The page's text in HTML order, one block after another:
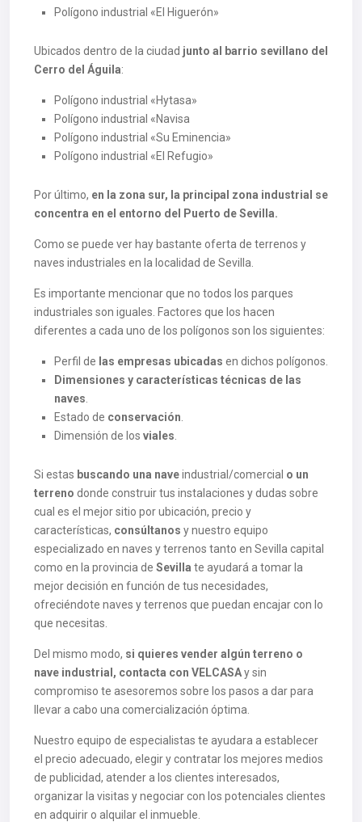
Polígono industrial «El Higuerón»
Ubicados dentro de la ciudad junto al barrio sevillano del
Cerro del Águila:
Polígono industrial «Hytasa»
Polígono industrial «Navisa
Polígono industrial «Su Eminencia»
Polígono industrial «El Refugio»
Por último, en la zona sur, la principal zona industrial se
concentra en el entorno del Puerto de Sevilla.
Como se puede ver hay bastante oferta de terrenos y
naves industriales en la localidad de Sevilla.
Es importante mencionar que no todos los parques
industriales son iguales. Factores que los hacen
diferentes a cada uno de los polígonos son los siguientes:
Perfil de las empresas ubicadas en dichos polígonos.
Dimensiones y características técnicas de las
naves
Estado de conservación
Dimensión de los viales
Si estas buscando una naveindustrial/comercial o un
terreno donde construir tus instalaciones y dudas sobre
cual es el mejor sitio por ubicación, precio y
características, consúltanos y nuestro equipo
especializado en naves y terrenos tanto en Sevilla capital
como en la provincia de Sevilla te ayudará a tomar la
mejor decisión en función de tus necesidades,
ofreciéndote naves y terrenos que puedan encajar con lo
que necesitas.
Del mismo modo, si quieres vender algún terreno o
nave industrial, contacta con VELCASAy sin
compromiso te asesoremos sobre los pasos a dar para
llevar a cabo una comercialización óptima.
Nuestro equipo de especialistas te ayudara a establecer
el precio adecuado, elegir y contratar los mejores medios
de publicidad, atender a los clientes interesados,
organizar la visitas y negociar con los potenciales clientes
en adquirir o alquilar el inmueble.